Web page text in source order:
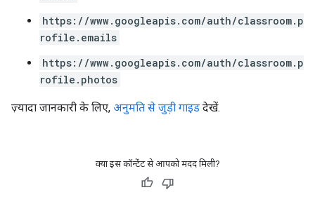
https://www.googleapis.com/auth/classroom.p
rofile.emails
https://www.googleapis.com/auth/classroom.p
rofile.photos
ज़्यादा जानकारी के लिए, अनुमति से जुड़ी गाइड देखें.
क्या इस कॉन्टेंट से आपको मदद मिली?